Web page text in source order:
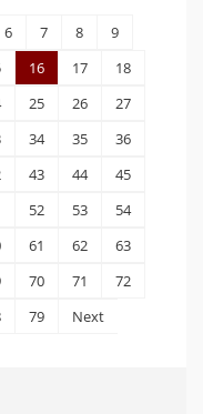
6 7 8
9
16 17
18
25 26
27
34 35
36
43 44
45
52 53
54
61 62
63
70 71
72
79 Next